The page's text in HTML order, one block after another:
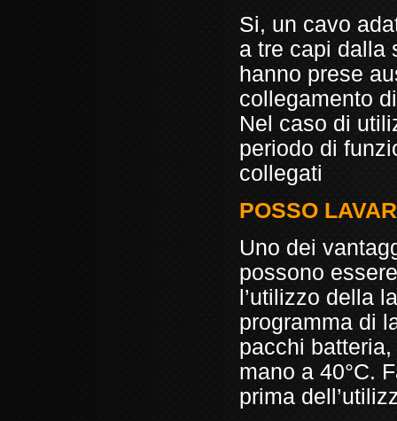
Si, un cavo
a tre capi dalla
hanno prese
collegamento
Nel caso di
periodo di
collegati
POSSO
Uno dei
possono
l’utilizzo della
programma di
pacchi
mano a 40°C.
prima